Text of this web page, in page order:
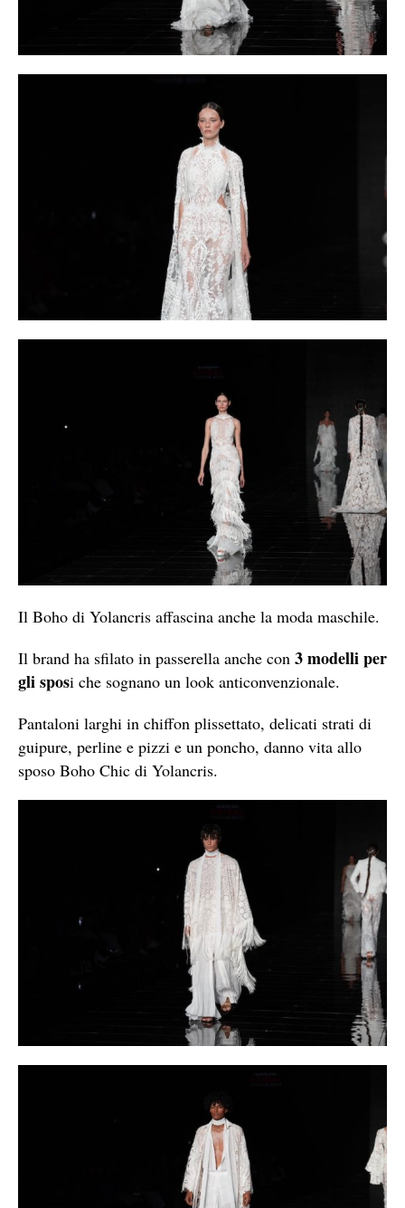
Il Boho di Yolancris affascina anche la moda maschile.
Il brand ha sfilato in passerella anche con 3 modelli per
gli sposi che sognano un look anticonvenzionale.
Pantaloni larghi in chiffon plissettato, delicati strati di
guipure, perline e pizzi e un poncho, danno vita allo
sposo Boho Chic di Yolancris.